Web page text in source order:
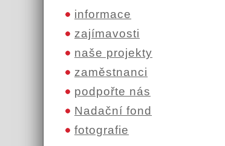
informace
zajímavosti
naše projekty
zaměstnanci
podpořte nás
Nadační fond
fotografie